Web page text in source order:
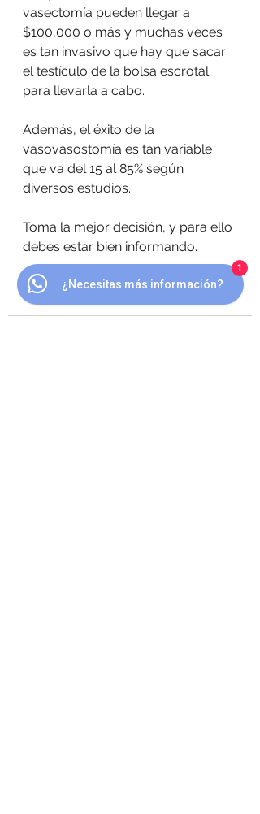
vasectomía pueden llegar a
$100,000 o más y muchas veces
es tan invasivo que hay que sacar
el testículo de la bolsa escrotal
para llevarla a cabo.
Además, el éxito de la
vasovasostomía es tan variable
que va del 15 al 85% según
diversos estudios.
Toma la mejor decisión, y para ello
debes estar bien informando.
Dr Albin Moratto.
¿Necesitas más información?
1